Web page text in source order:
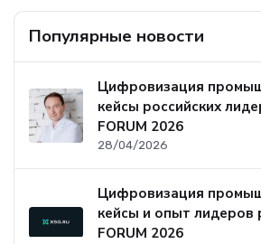
Популярные новости
Цифровизация
кейсы российских
FORUM 2026
28/04/2026
Цифровизация
кейсы и опыт лидеров
FORUM 2026